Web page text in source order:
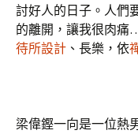
討好人的日子。人們
的離開，讓我很肉
待所設計 、長樂，依
梁偉鏗一向是一位熱